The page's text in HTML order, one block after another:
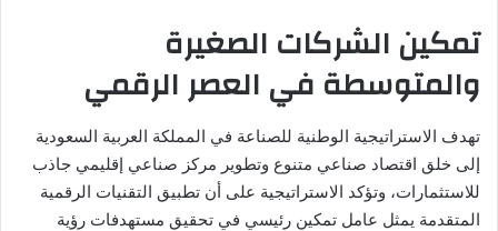
تمكين الشركات الصغيرة
والمتوسطة في العصر الرقمي
تهدف الاستراتيجية الوطنية للصناعة في المملكة العربية السعودية
إلى خلق اقتصاد صناعي متنوع وتطوير مركز صناعي إقليمي جاذب
للاستثمارات، وتؤكد الاستراتيجية على أن تطبيق التقنيات الرقمية
المتقدمة يمثل عامل تمكين رئيسي في تحقيق مستهدفات رؤية